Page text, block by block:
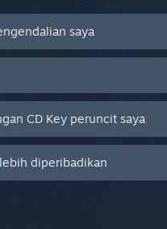
saya
CD Key peruncit saya
diperibadikan